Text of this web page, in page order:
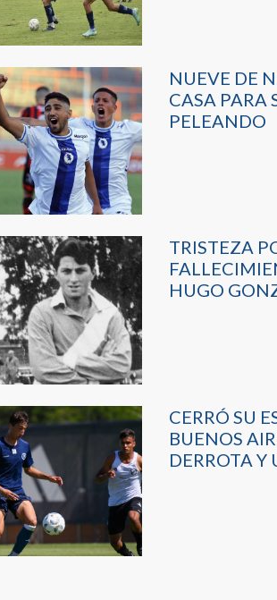
NUEVE DE
CASA PARA
PELEANDO
TRISTEZA
HUGO
CERRÓ SU
BUENOS
DERROTA